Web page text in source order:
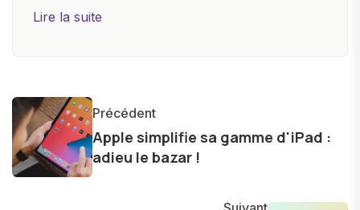
nouveaux appareils, à rédiger des critiques
informations précises et pertinentes pour aider
les consommateurs à comprendre et à naviguer
dans le paysage technologique en constante
évolution.
Lire la suite
Précédent
Apple simplifie sa gamme d'iPad :
adieu le bazar !